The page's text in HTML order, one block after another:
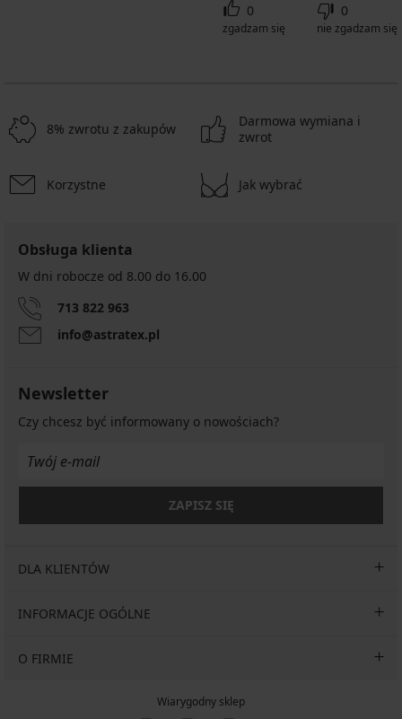
0
zgadzam się
0
nie zgadzam się
8% zwrotu z zakupów
Darmowa wymiana i
zwrot
Korzystne Jak wybrać
Obsługa klienta
W dni robocze od 8.00 do 16.00
713 822 963
info@astratex.pl
Newsletter
Czy chcesz być informowany o nowościach?
ZAPISZ SIĘ
DLA KLIENTÓW
INFORMACJE OGÓLNE
O FIRMIE
Wiarygodny sklep